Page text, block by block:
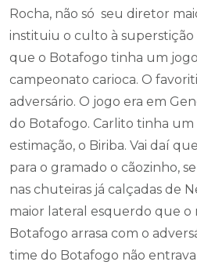
Rocha, não só seu diretor
instituiu o culto à superstição
que o Botafogo tinha um
campeonato carioca. O
adversário. O jogo era em
do Botafogo. Carlito tinha
estimação, o Biriba. Vai daí
para o gramado o cãozinho,
nas chuteiras já calçadas de
maior lateral esquerdo que o
Botafogo arrasa com o
time do Botafogo não